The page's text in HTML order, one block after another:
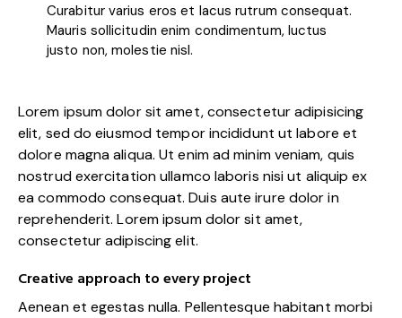
Curabitur varius eros et lacus rutrum consequat.
Mauris sollicitudin enim condimentum, luctus
justo non, molestie nisl.
Lorem ipsum dolor sit amet, consectetur adipisicing
elit, sed do eiusmod tempor incididunt ut labore et
dolore magna aliqua. Ut enim ad minim veniam, quis
nostrud exercitation ullamco laboris nisi ut aliquip ex
ea commodo consequat. Duis aute irure dolor in
reprehenderit. Lorem ipsum dolor sit amet,
consectetur adipiscing elit.
Creative approach to every project
Aenean et egestas nulla. Pellentesque habitant morbi